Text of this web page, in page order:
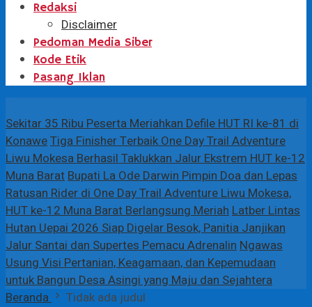
Redaksi
Disclaimer
Pedoman Media Siber
Kode Etik
Pasang Iklan
Sekitar 35 Ribu Peserta Meriahkan Defile HUT RI ke-81 di
KonaweTiga Finisher Terbaik One Day Trail Adventure
Liwu Mokesa Berhasil Taklukkan Jalur Ekstrem HUT ke-12
Muna BaratBupati La Ode Darwin Pimpin Doa dan Lepas
Ratusan Rider di One Day Trail Adventure Liwu Mokesa,
HUT ke-12 Muna Barat Berlangsung MeriahLatber Lintas
Hutan Uepai 2026 Siap Digelar Besok, Panitia Janjikan
Jalur Santai dan Supertes Pemacu AdrenalinNgawas
Usung Visi Pertanian, Keagamaan, dan Kepemudaan
untuk Bangun Desa Asingi yang Maju dan Sejahtera
Beranda
Tidak ada judul